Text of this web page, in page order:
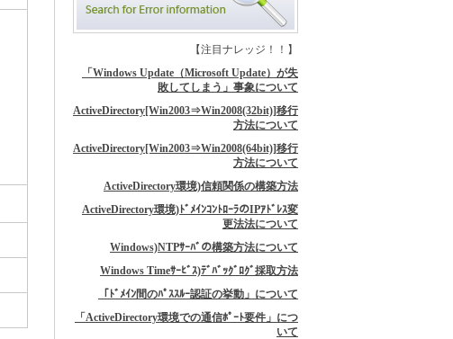
【注目ナレッジ！！】
「Windows Update（Microsoft Update）が失
敗してしまう」事象について
ActiveDirectory[Win2003⇒Win2008(32bit)]移行
方法について
ActiveDirectory[Win2003⇒Win2008(64bit)]移行
方法について
ActiveDirectory環境)信頼関係の構築方法
ActiveDirectory環境)ﾄﾞﾒｲﾝｺﾝﾄﾛｰﾗのIPｱﾄﾞﾚｽ変
更法法について
Windows)NTPｻｰﾊﾞの構築方法について
Windows Timeｻｰﾋﾞｽ)ﾃﾞﾊﾞｯｸﾞﾛｸﾞ採取方法
「ﾄﾞﾒｲﾝ間のﾊﾟｽｽﾙｰ認証の挙動」について
「ActiveDirectory環境での通信ﾎﾟｰﾄ要件」につ
いて